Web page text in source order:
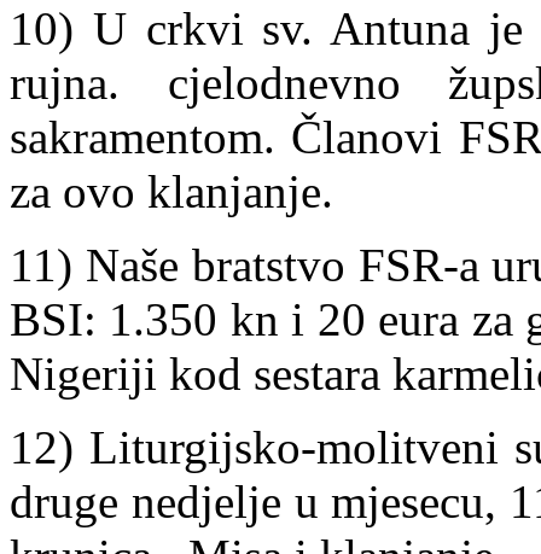
10) U crkvi sv. Antuna je
rujna. cjelodnevno
sakramentom. Članovi
za ovo klanjanje.
11) Naše bratstvo FSR-a
BSI: 1.350 kn i 20 eura za
Nigeriji kod sestara
12) Liturgijsko-molitveni
druge nedjelje u mjesecu,